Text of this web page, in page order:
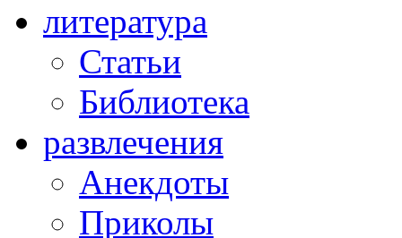
литература
Статьи
Библиотека
развлечения
Анекдоты
Приколы